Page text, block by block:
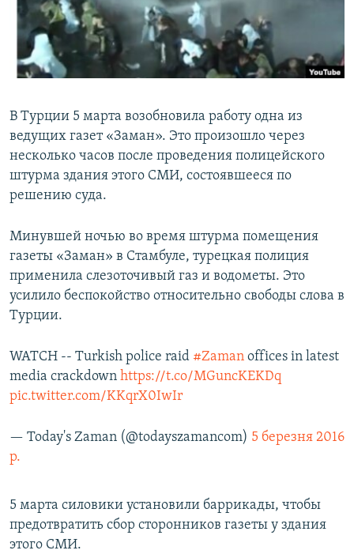
ПОБЕДИТЕЛЕЙ НЕ СУДЯТ?
КРЫМ.НЕПОКОРЕННЫЙ
ELIFBE
ПРИСОЕДИНЯЙТЕСЬ!
Все сайты RFE/RL
В Турции 5 марта возобновила работу одна из
ведущих газет «Заман». Это произошло через
несколько часов после проведения полицейского
штурма здания этого СМИ, состоявшееся по
решению суда.
Минувшей ночью во время штурма помещения
газеты «Заман» в Стамбуле, турецкая полиция
применила слезоточивый газ и водометы. Это
усилило беспокойство относительно свободы слова в
Турции.
WATCH -- Turkish police raid #Zaman offices in latest
media crackdown https://t.co/MGuncKEKDq
pic.twitter.com/KKqrX0IwIr
— Today's Zaman (@todayszamancom) 5 березня 2016
р.
5 марта силовики установили баррикады, чтобы
предотвратить сбор сторонников газеты у здания
этого СМИ.